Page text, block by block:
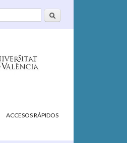
de
Buscar
ACCESOS RÁPIDOS